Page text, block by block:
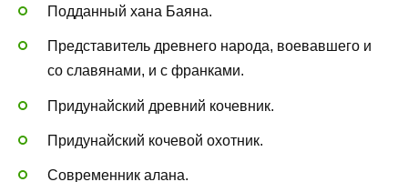
Подданный хана Баяна.
Представитель древнего народа, воевавшего и
со славянами, и с франками.
Придунайский древний кочевник.
Придунайский кочевой охотник.
Современник алана.